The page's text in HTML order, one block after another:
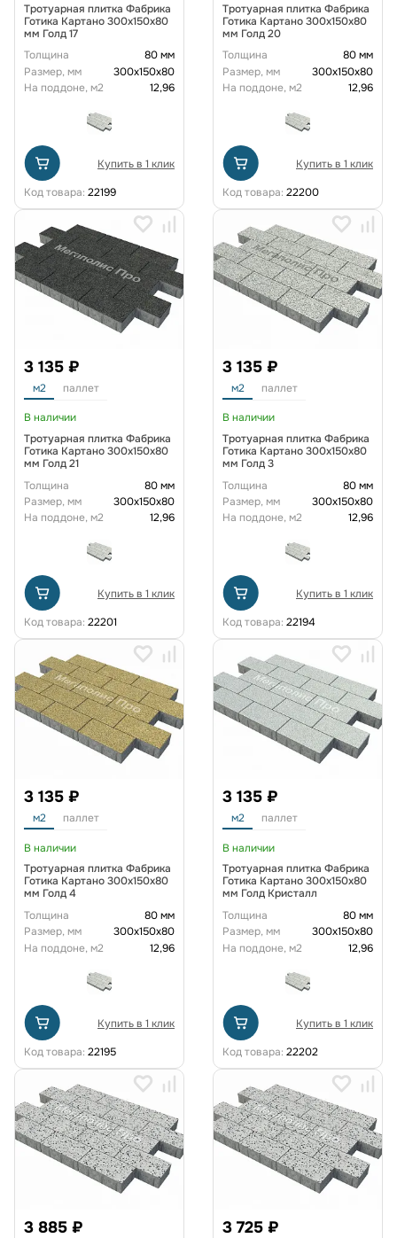
Тротуарная плитка Фабрика
Готика Картано 300х150х80
мм Голд 17
Толщина
80 мм
Размер, мм
300х150х80
На поддоне, м2
12,96
Купить в 1 клик
Код товара: 22199
Тротуарная плитка Фабрика
Готика Картано 300х150х80
мм Голд 20
Толщина
80 мм
Размер, мм
300х150х80
На поддоне, м2
12,96
Купить в 1 клик
Код товара: 22200
3 135 ₽
м2 паллет
В наличии
Тротуарная плитка Фабрика
Готика Картано 300х150х80
мм Голд 21
Толщина
80 мм
Размер, мм
300х150х80
На поддоне, м2
12,96
Купить в 1 клик
Код товара: 22201
3 135 ₽
м2 паллет
В наличии
Тротуарная плитка Фабрика
Готика Картано 300х150х80
мм Голд 3
Толщина
80 мм
Размер, мм
300х150х80
На поддоне, м2
12,96
Купить в 1 клик
Код товара: 22194
3 135 ₽
м2 паллет
В наличии
Тротуарная плитка Фабрика
Готика Картано 300х150х80
мм Голд 4
Толщина
80 мм
Размер, мм
300х150х80
На поддоне, м2
12,96
Купить в 1 клик
Код товара: 22195
3 135 ₽
м2 паллет
В наличии
Тротуарная плитка Фабрика
Готика Картано 300х150х80
мм Голд Кристалл
Толщина
80 мм
Размер, мм
300х150х80
На поддоне, м2
12,96
Купить в 1 клик
Код товара: 22202
3 885 ₽ 3 725 ₽